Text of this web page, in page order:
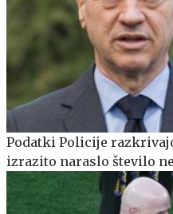
Podatki Policije
izrazito naraslo število